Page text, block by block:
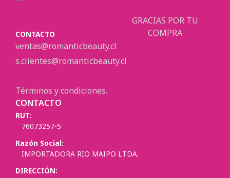
CONTACTO
ventas@romanticbeauty.cl
s.clientes@romanticbeauty.cl
Términos y condiciones.
GRACIAS POR TU
COMPRA
CONTACTO
RUT:
76073257-5
Razón Social:
IMPORTADORA RIO MAIPO LTDA.
DIRECCIÓN: